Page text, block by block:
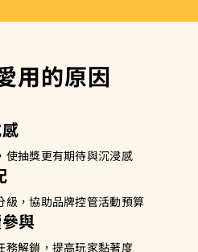
用的原因
使抽獎更有期待與沉浸感
級，協助品牌控管活動預算
與
務解鎖，提高玩家黏著度